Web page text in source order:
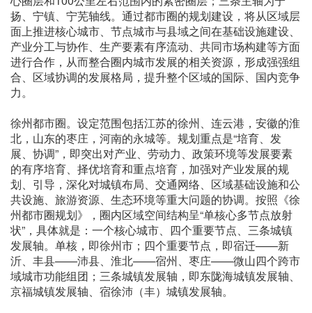
扬、宁镇、宁芜轴线。通过都市圈的规划建设，将从区域层
面上推进核心城市、节点城市与县域之间在基础设施建设、
产业分工与协作、生产要素有序流动、共同市场构建等方面
进行合作，从而整合圈内城市发展的相关资源，形成强强组
合、区域协调的发展格局，提升整个区域的国际、国内竞争
力。
徐州都市圈。设定范围包括江苏的徐州、连云港，安徽的淮
北，山东的枣庄，河南的永城等。规划重点是“培育、发
展、协调”，即突出对产业、劳动力、政策环境等发展要素
的有序培育、择优培育和重点培育，加强对产业发展的规
划、引导，深化对城镇布局、交通网络、区域基础设施和公
共设施、旅游资源、生态环境等重大问题的协调。按照《徐
州都市圈规划》，圈内区域空间结构呈“单核心多节点放射
状”，具体就是：一个核心城市、四个重要节点、三条城镇
发展轴。单核，即徐州市；四个重要节点，即宿迁——新
沂、丰县——沛县、淮北——宿州、枣庄——微山四个跨市
域城市功能组团；三条城镇发展轴，即东陇海城镇发展轴、
京福城镇发展轴、宿徐沛（丰）城镇发展轴。